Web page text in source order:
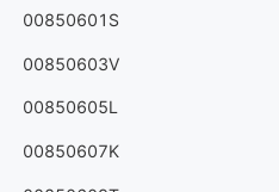
00850601S
00850603V
00850605L
00850607K